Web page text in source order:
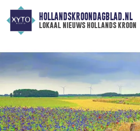
HOLLANDSKROONDAGBLAD.NL
lokaal nieuws hollands kroon